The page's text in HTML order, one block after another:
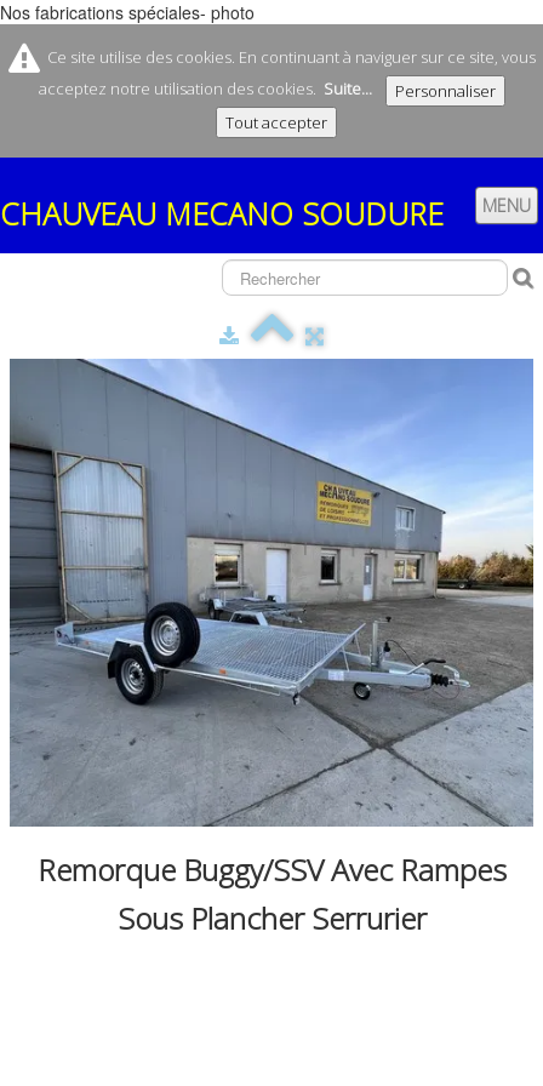
Nos fabrications spéciales- photo
Ce site utilise des cookies. En continuant à naviguer sur ce site, vous
acceptez notre utilisation des cookies. Suite...
Personnaliser
Tout accepter
CHAUVEAU MECANO SOUDURE MENU
CONTACT
NOS FABRICATIONS
BOUTIQUE
0
Remorque Buggy/SSV Avec Rampes
Sous Plancher Serrurier